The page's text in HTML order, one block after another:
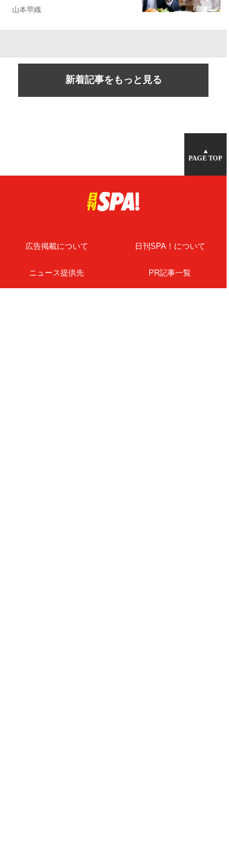
山本早織
新着記事をもっと見る
▲
PAGE TOP
広告掲載について 日刊SPA！について
ニュース提供先 PR記事一覧